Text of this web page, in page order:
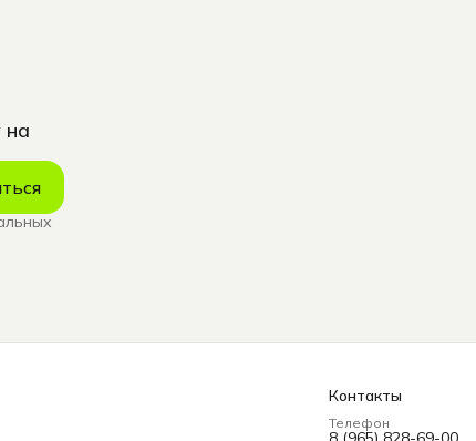
на
Контакты
Телефон